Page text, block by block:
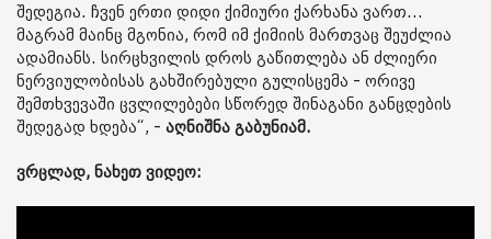
შედეგია. ჩვენ ერთი დიდი ქიმიური ქარხანა ვართ...
მაგრამ მაინც მგონია, რომ იმ ქიმიის მართვაც შეუძლია
ადამიანს. სირცხვილის დროს გაწითლება ან ძლიერი
ნერვიულობისას გახშირებული გულისცემა - ორივე
შემთხვევაში ცვლილებები სწორედ შინაგანი განცდების
შედეგად ხდება“, - აღნიშნა გაბუნიამ.
ვრცლად, ნახეთ ვიდეო: